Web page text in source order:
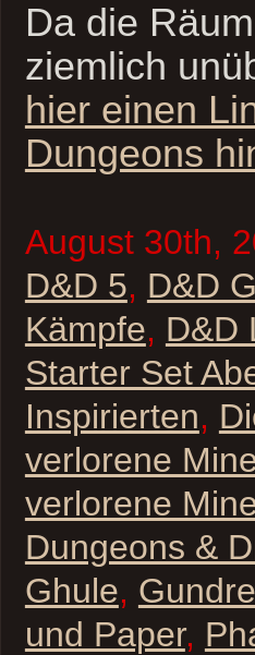
Da die
ziemlich
hier einen
Dungeons
August 30th,
D&D 5, D&D
Kämpfe, D&D
Starter Set
Inspirierten,
verlorene
verlorene
Dungeons &
Ghule,
und Paper,